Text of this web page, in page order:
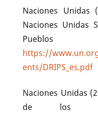
Naciones Unidas
Naciones Unidas
https://
ents/DRIPS_es.pdf
Naciones Unidas
de los